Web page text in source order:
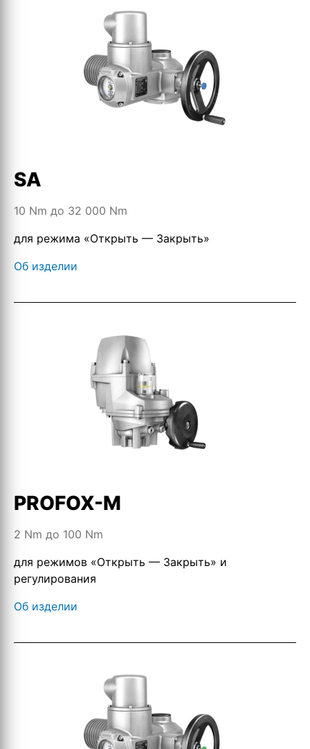
SA
10 Nm до 32 000 Nm
для режима «Открыть — Закрыть»
Об изделии
PROFOX-M
2 Nm до 100 Nm
для режимов «Открыть — Закрыть» и
регулирования
Об изделии